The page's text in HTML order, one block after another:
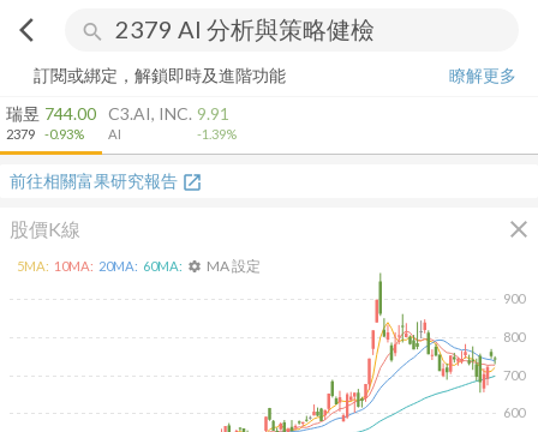
arrow_back_ios search
訂閱或綁定，解鎖即時及進階功能
瞭解更多
瑞昱
2379
744.00
-0.93%
C3.AI, INC.
AI
9.91
-1.39%
前往相關富果研究報告 open_in_new
股價K線 close
600
700
800
900
5MA: 10MA: 20MA: 60MA: settings MA 設定